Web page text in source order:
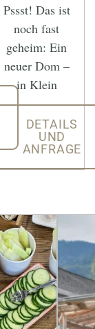
Pssst! Das ist
noch fast
geheim: Ein
neuer Dom –
in Klein
DETAILS
UND
ANFRAGE